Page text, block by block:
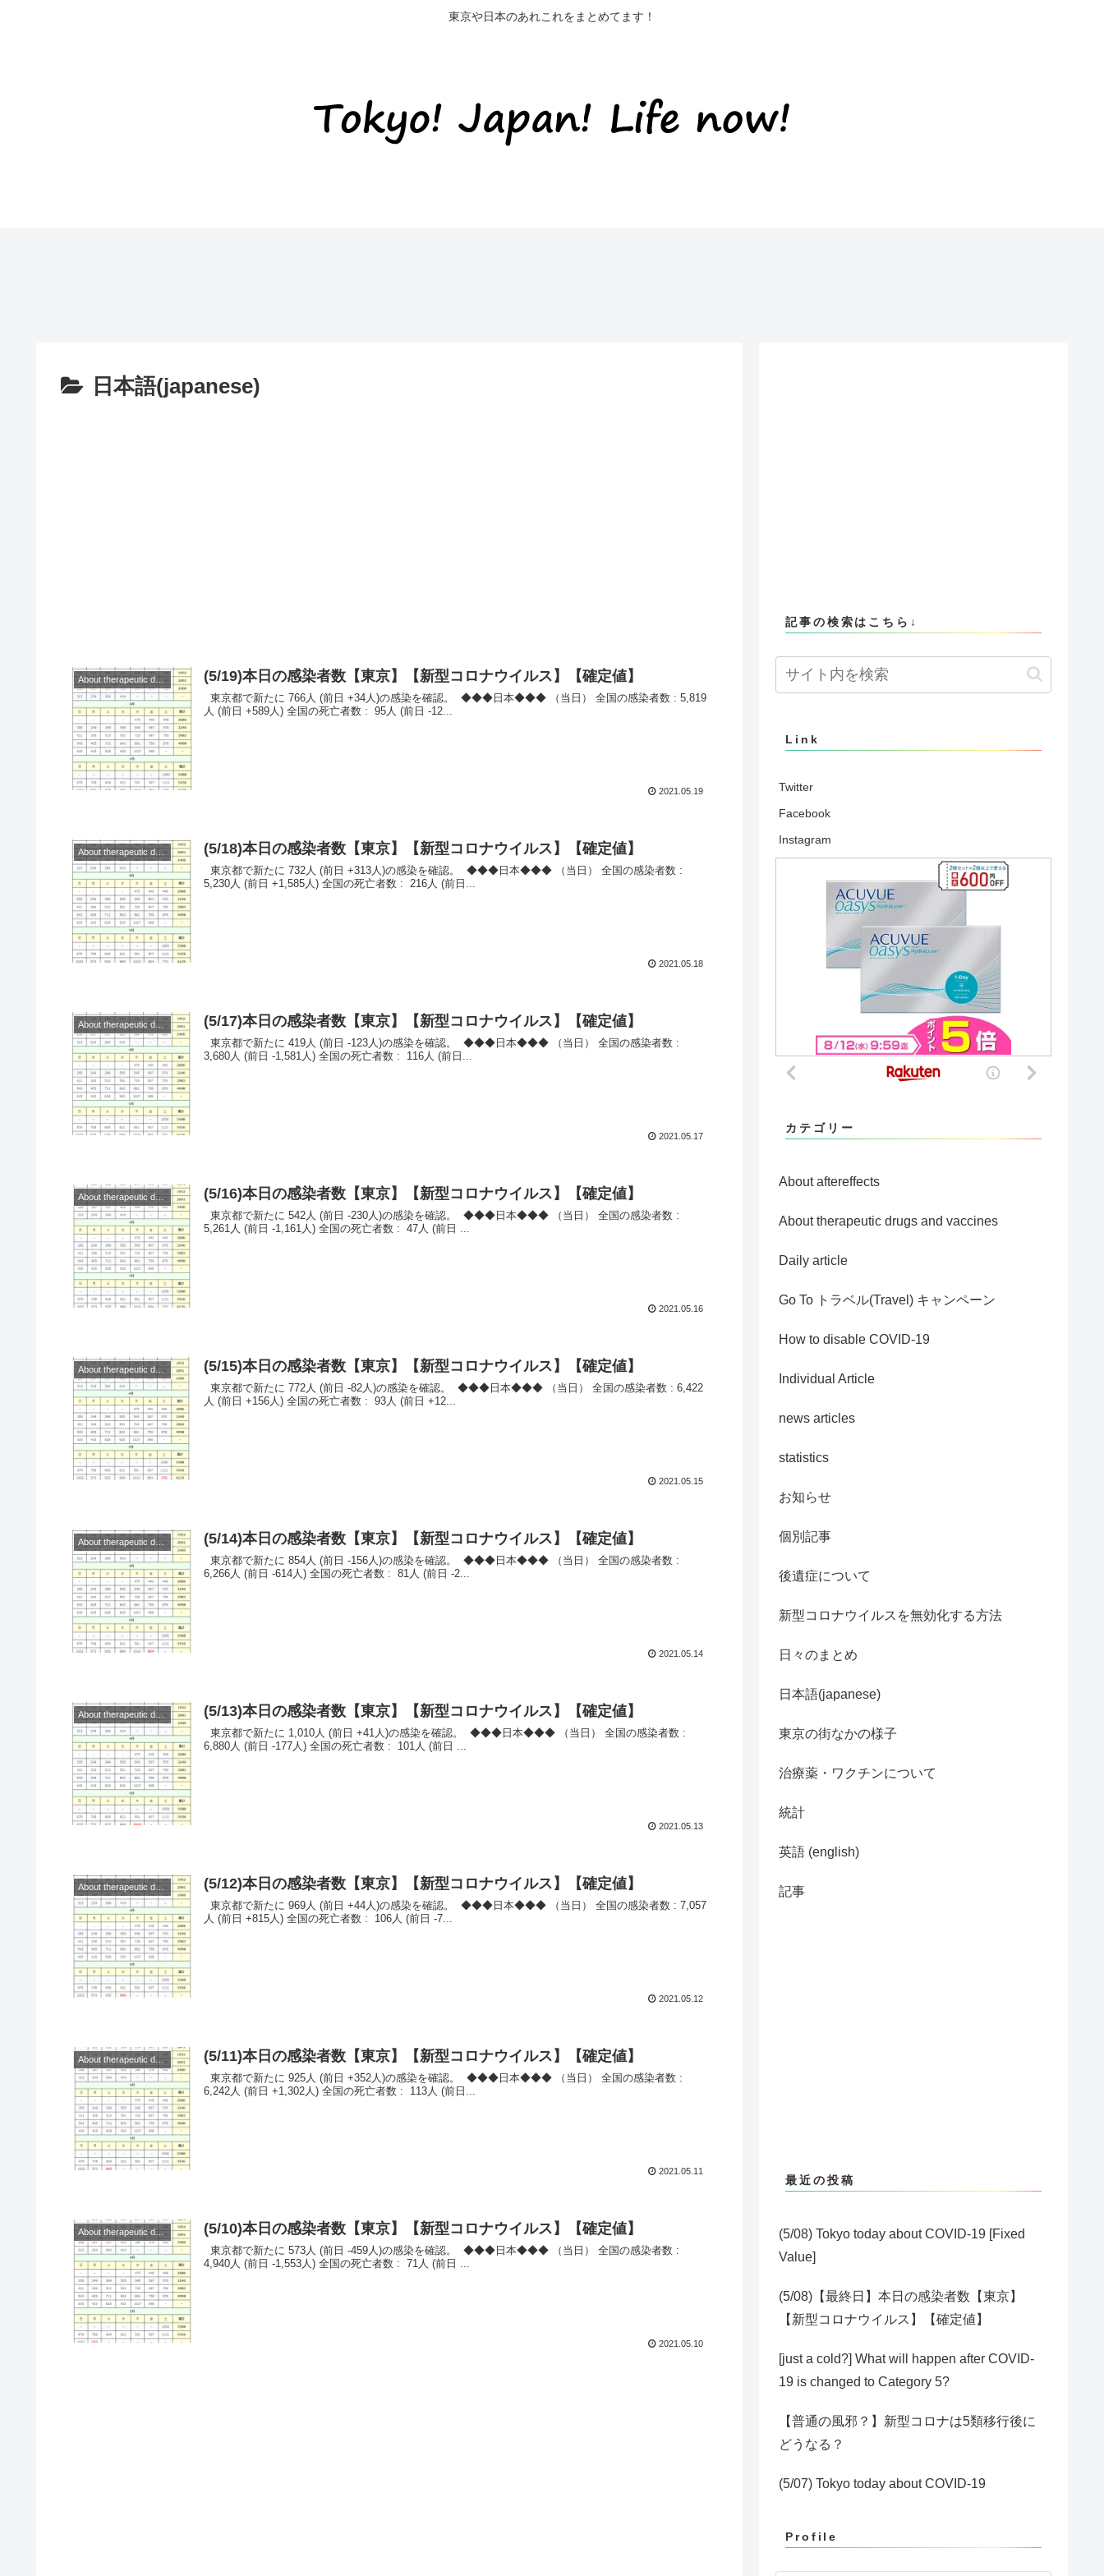
東京や日本のあれこれをまとめてます！
日本語(japanese)
(5/19)本日の感染者数【東京】【新型コロナウイルス】【確定値】
東京都で新たに 766人 (前日 +34人)の感染を確認。 ◆◆◆日本◆◆◆ （当日） 全国の感染者数 : 5,819
人 (前日 +589人) 全国の死亡者数 : 95人 (前日 -12...
2021.05.19
(5/18)本日の感染者数【東京】【新型コロナウイルス】【確定値】
東京都で新たに 732人 (前日 +313人)の感染を確認。 ◆◆◆日本◆◆◆ （当日） 全国の感染者数 :
5,230人 (前日 +1,585人) 全国の死亡者数 : 216人 (前日...
2021.05.18
(5/17)本日の感染者数【東京】【新型コロナウイルス】【確定値】
東京都で新たに 419人 (前日 -123人)の感染を確認。 ◆◆◆日本◆◆◆ （当日） 全国の感染者数 :
3,680人 (前日 -1,581人) 全国の死亡者数 : 116人 (前日...
2021.05.17
(5/16)本日の感染者数【東京】【新型コロナウイルス】【確定値】
東京都で新たに 542人 (前日 -230人)の感染を確認。 ◆◆◆日本◆◆◆ （当日） 全国の感染者数 :
5,261人 (前日 -1,161人) 全国の死亡者数 : 47人 (前日 ...
2021.05.16
(5/15)本日の感染者数【東京】【新型コロナウイルス】【確定値】
東京都で新たに 772人 (前日 -82人)の感染を確認。 ◆◆◆日本◆◆◆ （当日） 全国の感染者数 : 6,422
人 (前日 +156人) 全国の死亡者数 : 93人 (前日 +12...
2021.05.15
(5/14)本日の感染者数【東京】【新型コロナウイルス】【確定値】
東京都で新たに 854人 (前日 -156人)の感染を確認。 ◆◆◆日本◆◆◆ （当日） 全国の感染者数 :
6,266人 (前日 -614人) 全国の死亡者数 : 81人 (前日 -2...
2021.05.14
(5/13)本日の感染者数【東京】【新型コロナウイルス】【確定値】
東京都で新たに 1,010人 (前日 +41人)の感染を確認。 ◆◆◆日本◆◆◆ （当日） 全国の感染者数 :
6,880人 (前日 -177人) 全国の死亡者数 : 101人 (前日 ...
2021.05.13
(5/12)本日の感染者数【東京】【新型コロナウイルス】【確定値】
東京都で新たに 969人 (前日 +44人)の感染を確認。 ◆◆◆日本◆◆◆ （当日） 全国の感染者数 : 7,057
人 (前日 +815人) 全国の死亡者数 : 106人 (前日 -7...
2021.05.12
(5/11)本日の感染者数【東京】【新型コロナウイルス】【確定値】
東京都で新たに 925人 (前日 +352人)の感染を確認。 ◆◆◆日本◆◆◆ （当日） 全国の感染者数 :
6,242人 (前日 +1,302人) 全国の死亡者数 : 113人 (前日...
2021.05.11
(5/10)本日の感染者数【東京】【新型コロナウイルス】【確定値】
東京都で新たに 573人 (前日 -459人)の感染を確認。 ◆◆◆日本◆◆◆ （当日） 全国の感染者数 :
4,940人 (前日 -1,553人) 全国の死亡者数 : 71人 (前日 ...
2021.05.10
記事の検索はこちら↓
Link
Twitter
Facebook
Instagram
カテゴリー
About aftereffects
About therapeutic drugs and vaccines
Daily article
Go To トラベル(Travel) キャンペーン
How to disable COVID-19
Individual Article
news articles
statistics
お知らせ
個別記事
後遺症について
新型コロナウイルスを無効化する方法
日々のまとめ
日本語(japanese)
東京の街なかの様子
治療薬・ワクチンについて
統計
英語 (english)
記事
最近の投稿
(5/08) Tokyo today about COVID-19 [Fixed
Value]
(5/08)【最終日】本日の感染者数【東京】
【新型コロナウイルス】【確定値】
[just a cold?] What will happen after COVID-
19 is changed to Category 5?
【普通の風邪？】新型コロナは5類移行後に
どうなる？
(5/07) Tokyo today about COVID-19
Profile